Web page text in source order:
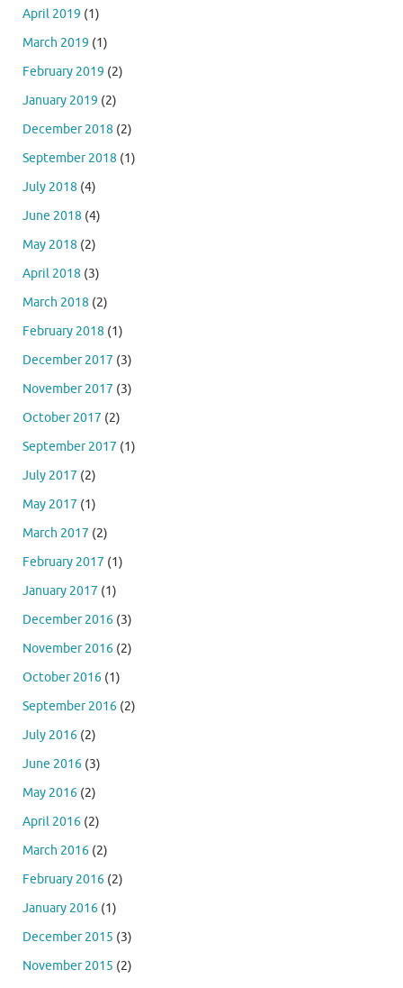
April 2019 (1)
March 2019 (1)
February 2019 (2)
January 2019 (2)
December 2018 (2)
September 2018 (1)
July 2018 (4)
June 2018 (4)
May 2018 (2)
April 2018 (3)
March 2018 (2)
February 2018 (1)
December 2017 (3)
November 2017 (3)
October 2017 (2)
September 2017 (1)
July 2017 (2)
May 2017 (1)
March 2017 (2)
February 2017 (1)
January 2017 (1)
December 2016 (3)
November 2016 (2)
October 2016 (1)
September 2016 (2)
July 2016 (2)
June 2016 (3)
May 2016 (2)
April 2016 (2)
March 2016 (2)
February 2016 (2)
January 2016 (1)
December 2015 (3)
November 2015 (2)